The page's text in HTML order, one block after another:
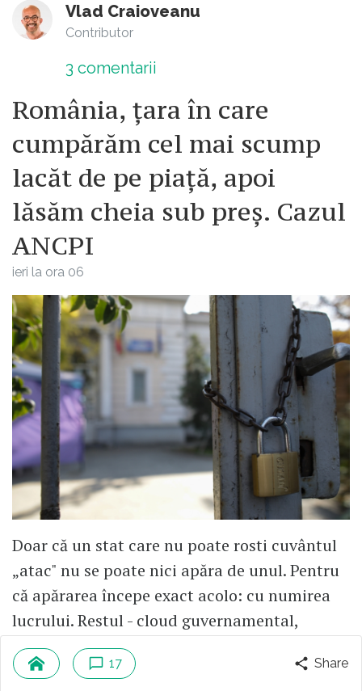
Vlad Craioveanu
Contributor
3 comentarii
România, țara în care
cumpărăm cel mai scump
lacăt de pe piață, apoi
lăsăm cheia sub preș. Cazul
ANCPI
ieri la ora 06
Doar că un stat care nu poate rosti cuvântul
„atac" nu se poate nici apăra de unul. Pentru
că apărarea începe exact acolo: cu numirea
lucrului. Restul - cloud guvernamental,
testele, comunicatele - vin după.
Deocamdată, singurul lucru bine securizat în
17 Share